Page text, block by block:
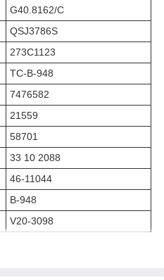
G40.8162/C
QSJ3786S
273C1123
TC-B-948
7476582
21559
58701
33 10 2088
46-11044
B-948
V20-3098